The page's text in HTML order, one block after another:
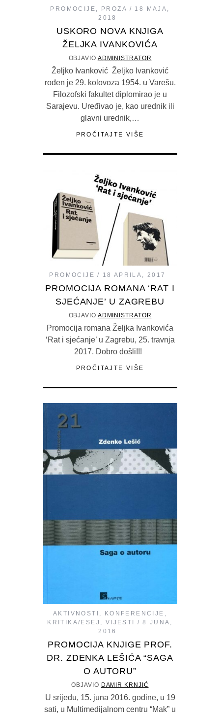
PROMOCIJE , PROZA
18 MAJA,
2018
USKORO NOVA KNJIGA
ŽELJKA IVANKOVIĆA
OBJAVIO ADMINISTRATOR
Željko Ivanković Željko Ivanković
rođen je 29. kolovoza 1954. u Varešu.
Filozofski fakultet diplomirao je u
Sarajevu. Uređivao je, kao urednik ili
glavni urednik,…
PROČITAJTE VIŠE
PROMOCIJE 18 APRILA, 2017
PROMOCIJA ROMANA ‘RAT I
SJEĆANJE’ U ZAGREBU
OBJAVIO ADMINISTRATOR
Promocija romana Željka Ivankovića
‘Rat i sjećanje’ u Zagrebu, 25. travnja
2017. Dobro došli!!!
PROČITAJTE VIŠE
AKTIVNOSTI , KONFERENCIJE ,
KRITIKA/ESEJ , VIJESTI
8 JUNA,
2016
PROMOCIJA KNJIGE PROF.
DR. ZDENKA LEŠIĆA “SAGA
O AUTORU”
OBJAVIO DAMIR KRNJIĆ
U srijedu, 15. juna 2016. godine, u 19
sati, u Multimedijalnom centru “Mak” u